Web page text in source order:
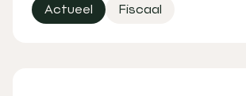
Actueel Fiscaal